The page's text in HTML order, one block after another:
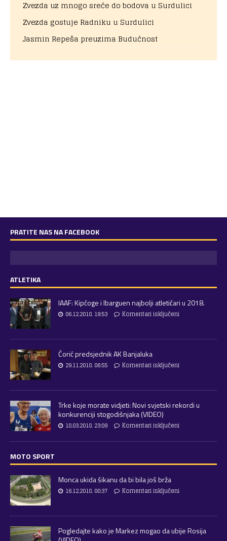
Zvezda uz mnogo sreće do bodova u Surdulici
Zvezda gostuje Radniku u Surdulici
Jasmin Repeša preuzima Budućnost
PRATITE NAS NA FACEBOOK
ATLETIKA
IAAF: Kipčoge i Ibarguen najbolji atletičari u 2018.
06.12.2018. 19:53 Komentari isključeni
Ćorić predsjednik AK Banjaluka
29.11.2018. 06:55 Komentari isključeni
Trke koje morate vidjeti: Novi svjetski rekordi u
konkurenciji stogodišnjaka (VIDEO)
18.03.2018. 23:09 Komentari isključeni
MOTO SPORT
Monca ukida šikanu da bi bila još brža
16.12.2018. 00:37 Komentari isključeni
Pogledajte kako je Markez mogao da ubije Rosija